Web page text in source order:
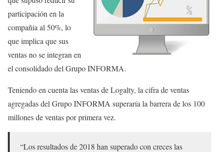
participación en la
compañía al 50%, lo
que implica que sus
ventas no se integran en
el consolidado del Grupo INFORMA.
Teniendo en cuenta las ventas de Logalty, la cifra de ventas
agregadas del Grupo INFORMA superaría la barrera de los 100
millones de ventas por primera vez.
“Los resultados de 2018 han superado con creces las